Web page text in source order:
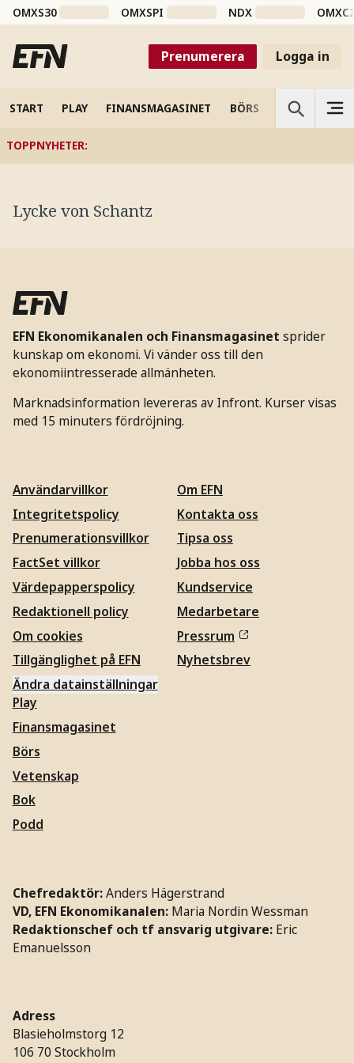
OMXS30 OMXSPI NDX
Prenumerera Logga in
START PLAY FINANSMAGASINET BÖRS VETENSKAP
TOPPNYHETER:
Lycke von Schantz
EFN Ekonomikanalen och Finansmagasinet sprider
kunskap om ekonomi. Vi vänder oss till den
ekonomiintresserade allmänheten.
Marknadsinformation levereras av Infront. Kurser visas
med 15 minuters fördröjning.
Användarvillkor
Integritetspolicy
Prenumerationsvillkor
FactSet villkor
Värdepapperspolicy
Redaktionell policy
Om cookies
Tillgänglighet på EFN
Ändra datainställningar
Om EFN
Kontakta oss
Tipsa oss
Jobba hos oss
Kundservice
Medarbetare
Pressrum
Nyhetsbrev
Play
Finansmagasinet
Börs
Vetenskap
Bok
Podd
Chefredaktör:Anders Hägerstrand
VD, EFN Ekonomikanalen: Maria Nordin Wessman
Redaktionschef och tf ansvarig utgivare: Eric
Emanuelsson
Adress
Blasieholmstorg 12
106 70 Stockholm